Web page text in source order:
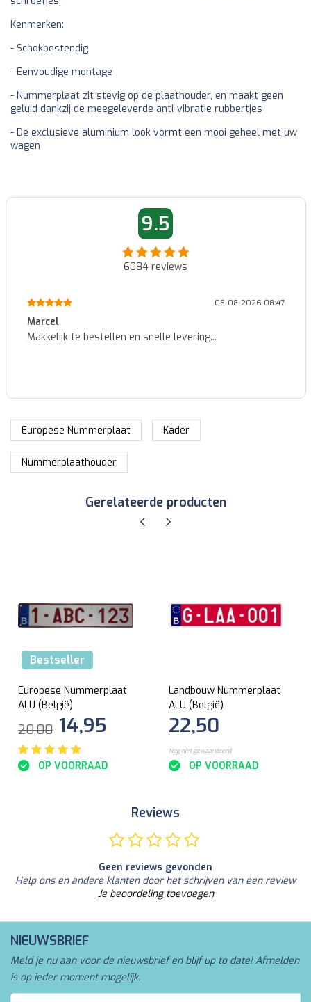
Kenmerken:
- Schokbestendig
- Eenvoudige montage
- Nummerplaat zit stevig op de plaathouder, en maakt geen
geluid dankzij de meegeleverde anti-vibratie rubbertjes
- De exclusieve aluminium look vormt een mooi geheel met uw
wagen
9.5
6084 reviews
08-08-2026 08:47
Marcel
Makkelijk te bestellen en snelle levering...
Europese Nummerplaat Kader
Nummerplaathouder
Gerelateerde producten
Bestseller
Europese Nummerplaat
ALU (België)
20,00 14,95
OP VOORRAAD
Landbouw Nummerplaat
ALU (België)
22,50
Nog niet gewaardeerd
OP VOORRAAD
Reviews
Geen reviews gevonden
Help ons en andere klanten door het schrijven van een review
Je beoordeling toevoegen
NIEUWSBRIEF
Meld je nu aan voor de nieuwsbrief en blijf up to date! Afmelden
is op ieder moment mogelijk.